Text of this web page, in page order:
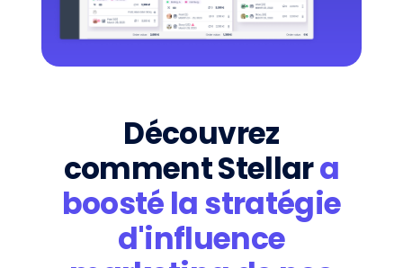
Découvrez
comment Stellara
boosté la stratégie
d'influence